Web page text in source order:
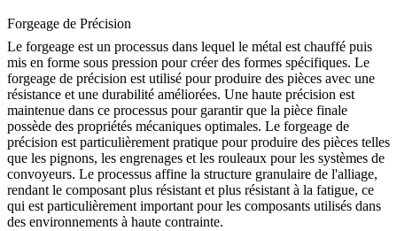
Forgeage de Précision
Le forgeage est un processus dans lequel le métal est chauffé puis
mis en forme sous pression pour créer des formes spécifiques. Le
forgeage de précision est utilisé pour produire des pièces avec une
résistance et une durabilité améliorées. Une haute précision est
maintenue dans ce processus pour garantir que la pièce finale
possède des propriétés mécaniques optimales. Le forgeage de
précision est particulièrement pratique pour produire des pièces telles
que les pignons, les engrenages et les rouleaux pour les systèmes de
convoyeurs. Le processus affine la structure granulaire de l'alliage,
rendant le composant plus résistant et plus résistant à la fatigue, ce
qui est particulièrement important pour les composants utilisés dans
des environnements à haute contrainte.